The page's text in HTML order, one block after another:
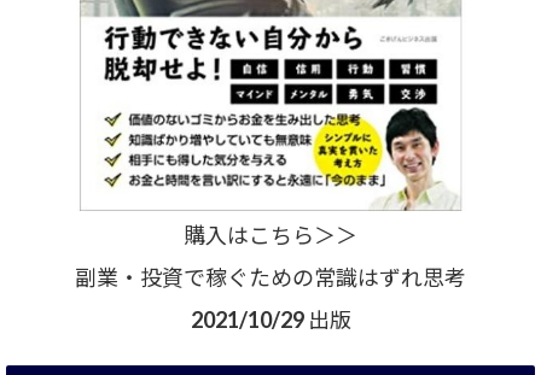
購入はこちら＞＞
副業・投資で稼ぐための常識はずれ思考
2021/10/29 出版